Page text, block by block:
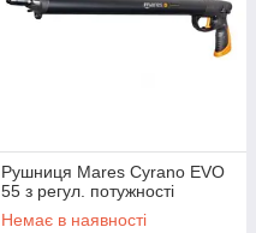
Рушниця Mares Cyrano EVO
55 з регул. потужності
Немає в наявності